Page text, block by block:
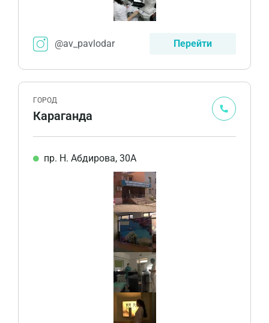
@av_pavlodar Перейти
ГОРОД
Караганда
пр. Н. Абдирова, 30А